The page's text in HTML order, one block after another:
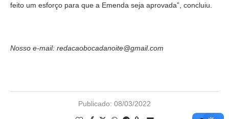
feito um esforço para que a Emenda seja aprovada”, concluiu.
Nosso e-mail: redacaobocadanoite@gmail.com
Publicado: 08/03/2022